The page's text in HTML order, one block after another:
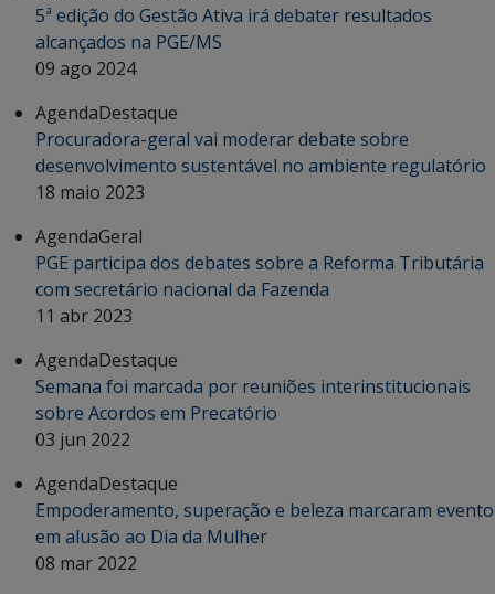
5ª edição do Gestão Ativa irá debater resultados
alcançados na PGE/MS
09 ago 2024
AgendaDestaque
Procuradora-geral vai moderar debate sobre
desenvolvimento sustentável no ambiente regulatório
18 maio 2023
AgendaGeral
PGE participa dos debates sobre a Reforma Tributária
com secretário nacional da Fazenda
11 abr 2023
AgendaDestaque
Semana foi marcada por reuniões interinstitucionais
sobre Acordos em Precatório
03 jun 2022
AgendaDestaque
Empoderamento, superação e beleza marcaram evento
em alusão ao Dia da Mulher
08 mar 2022